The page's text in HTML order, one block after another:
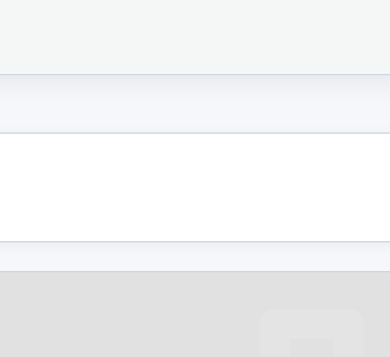
bağlantınız